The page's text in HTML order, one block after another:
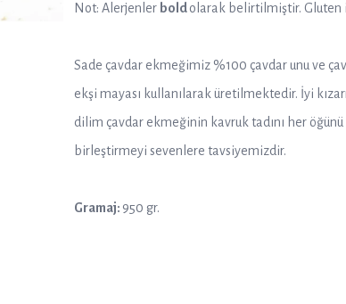
Not: Alerjenler boldolarak belirtilmiştir. Gluten
Sade çavdar ekmeğimiz %100 çavdar unu ve
ekşi mayası kullanılarak üretilmektedir. İyi
dilim çavdar ekmeğinin kavruk tadını her öğünü
birleştirmeyi sevenlere tavsiyemizdir.
Gramaj: 950 gr.